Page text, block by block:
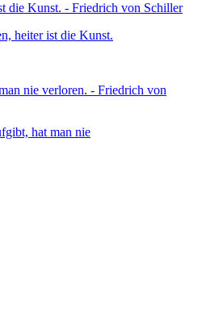
heiter ist die Kunst.
hat man nie